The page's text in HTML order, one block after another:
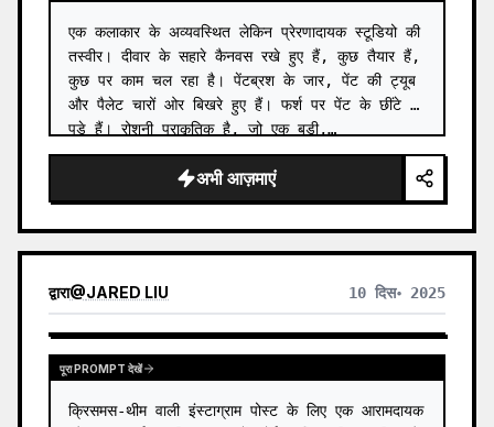
एक कलाकार के अव्यवस्थित लेकिन प्रेरणादायक स्टूडियो की
तस्वीर। दीवार के सहारे कैनवस रखे हुए हैं, कुछ तैयार हैं,
कुछ पर काम चल रहा है। पेंटब्रश के जार, पेंट की ट्यूब
और पैलेट चारों ओर बिखरे हुए हैं। फर्श पर पेंट के छींटे
पड़े हैं। रोशनी प्राकृतिक है, जो एक बड़ी,…
अभी आज़माएं
द्वारा@JARED LIU 10 दिस॰ 2025
पूरा PROMPT देखें
क्रिसमस-थीम वाली इंस्टाग्राम पोस्ट के लिए एक आरामदायक